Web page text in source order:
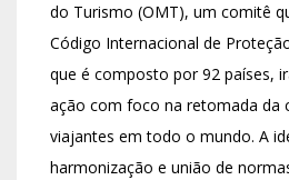
do Turismo (OMT), um comitê
Código Internacional de
que é composto por 92 países,
ação com foco na retomada da
viajantes em todo o mundo. A
harmonização e união de